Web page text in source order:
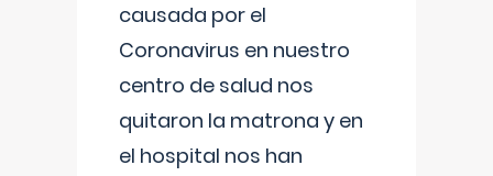
causada por el
Coronavirus en nuestro
centro de salud nos
quitaron la matrona y en
el hospital nos han